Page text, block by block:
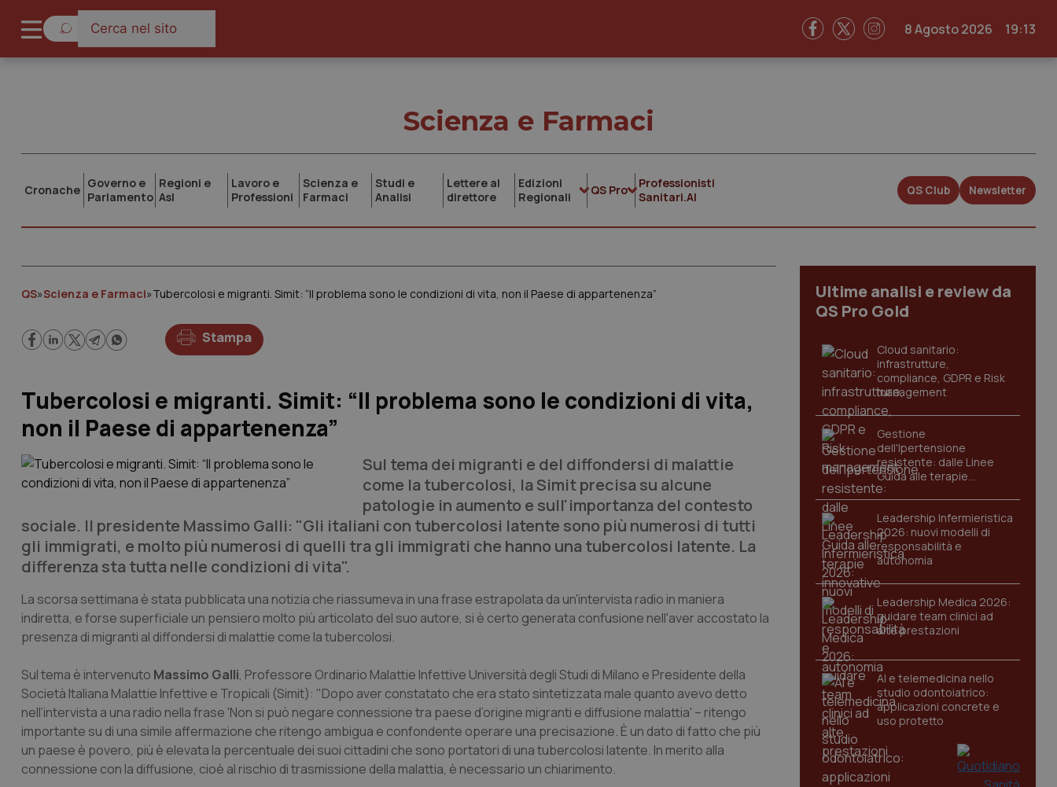
8 Agosto 2026 19:13
Scienza e Farmaci
Cronache Governo e
Parlamento
Regioni e
Asl
Lavoro e
Professioni
Scienza e
Farmaci
Studi e
Analisi
Lettere al
direttore
Edizioni
Regionali
QS Pro
Professionisti
Sanitari.AI
QS Club Newsletter
QS»Scienza e Farmaci»Tubercolosi e migranti. Simit: “Il problema sono le condizioni di vita, non il Paese di appartenenza”
Stampa
Tubercolosi e migranti. Simit: “Il problema sono le condizioni di vita,
non il Paese di appartenenza”
Sul tema dei migranti e del diffondersi di malattie
come la tubercolosi, la Simit precisa su alcune
patologie in aumento e sull'importanza del contesto
sociale. Il presidente Massimo Galli: "Gli italiani con tubercolosi latente sono più numerosi di tutti
gli immigrati, e molto più numerosi di quelli tra gli immigrati che hanno una tubercolosi latente. La
differenza sta tutta nelle condizioni di vita".
La scorsa settimana è stata pubblicata una notizia che riassumeva in una frase estrapolata da un'intervista radio in maniera
indiretta, e forse superficiale un pensiero molto più articolato del suo autore, si è certo generata confusione nell'aver accostato la
presenza di migranti al diffondersi di malattie come la tubercolosi.
Sul tema è intervenuto Massimo Galli, Professore Ordinario Malattie Infettive Università degli Studi di Milano e Presidente della
Società Italiana Malattie Infettive e Tropicali (Simit): "Dopo aver constatato che era stato sintetizzata male quanto avevo detto
nell’intervista a una radio nella frase 'Non si può negare connessione tra paese d’origine migranti e diffusione malattia' – ritengo
importante su di una simile affermazione che ritengo ambigua e confondente operare una precisazione. È un dato di fatto che più
un paese è povero, più è elevata la percentuale dei suoi cittadini che sono portatori di una tubercolosi latente. In merito alla
connessione con la diffusione, cioè al rischio di trasmissione della malattia, è necessario un chiarimento.
Ultime analisi e review da
QS Pro Gold
Cloud sanitario:
infrastrutture,
compliance, GDPR e Risk
management
Gestione
dell'Ipertensione
resistente: dalle Linee
Guida alle terapie
innovative
Leadership Infermieristica
2026: nuovi modelli di
responsabilità e
autonomia
Leadership Medica 2026:
guidare team clinici ad
alte prestazioni
AI e telemedicina nello
studio odontoiatrico:
applicazioni concrete e
uso protetto